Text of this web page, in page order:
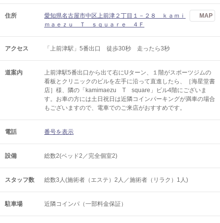
住所
愛知県名古屋市中区上前津２丁目１－２８ ｋａｍｉ
ｍａｅｚｕ Ｔ ｓｑｕａｒｅ ４Ｆ
MAP
アクセス 「上前津駅」5番出口 徒歩30秒 走ったら3秒
道案内
上前津駅5番出口から出て右にUターン、１階がスポーツジムの
看板とクリニックのビルを左手に沿って直進したら、［海星堂書
店］様、隣の「kamimaezu T square」ビル4階にございま
す。お車の方には土日祝日は近隣コインパーキングが満車の場合
もございますので、電車でのご来店がおすすめです。
電話 番号を表示
設備 総数2(ベッド2／完全個室2)
スタッフ数 総数3人(施術者（エステ）2人／施術者（リラク）1人)
駐車場 近隣コインパ（一部料金保証）